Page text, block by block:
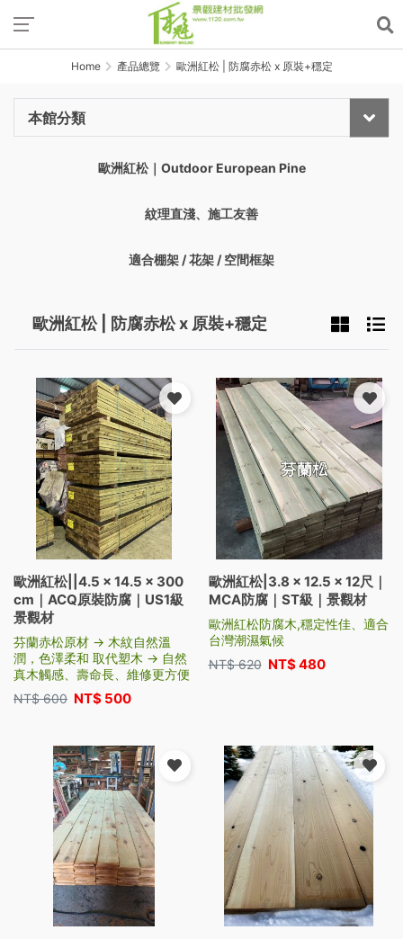
Home 產品總覽 歐洲紅松 | 防腐赤松 x 原裝+穩定
本館分類
歐洲紅松｜Outdoor European Pine
紋理直淺、施工友善
適合棚架 / 花架 / 空間框架
歐洲紅松 | 防腐赤松 x 原裝+穩定
歐洲紅松||4.5 × 14.5 × 300
cm｜ACQ原裝防腐｜US1級
景觀材
芬蘭赤松原材 → 木紋自然溫
潤，色澤柔和 取代塑木 → 自然
真木觸感、壽命長、維修更方便
NT$600 NT$ 500
歐洲紅松|3.8 × 12.5 × 12尺｜
MCA防腐｜ST級｜景觀材
歐洲紅松防腐木,穩定性佳、適合
台灣潮濕氣候
NT$620 NT$480